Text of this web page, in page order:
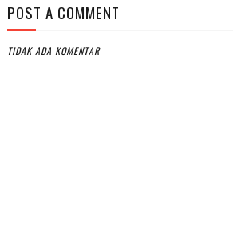
POST A COMMENT
TIDAK ADA KOMENTAR